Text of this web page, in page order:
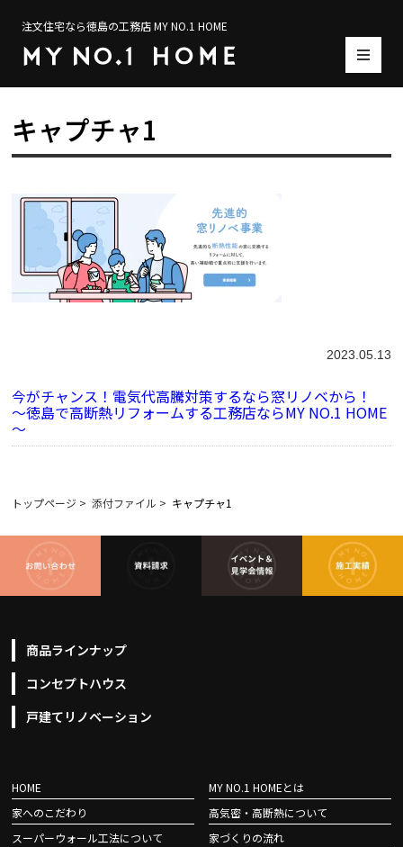
注文住宅なら徳島の工務店 MY NO.1 HOME
キャプチャ1
2023.05.13
今がチャンス！電気代高騰対策するなら窓リノベから！
～徳島で高断熱リフォームする工務店ならMY NO.1 HOME
～
トップページ > 添付ファイル > キャプチャ1
商品ラインナップ
コンセプトハウス
戸建てリノベーション
HOME
MY NO.1 HOMEとは
家へのこだわり
高気密・高断熱について
スーパーウォール工法について
家づくりの流れ